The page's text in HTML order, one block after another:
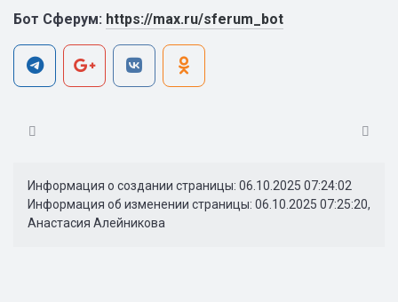
Бот Сферум: https://max.ru/sferum_bot
Информация о создании страницы: 06.10.2025 07:24:02
Информация об изменении страницы: 06.10.2025 07:25:20,
Анастасия Алейникова